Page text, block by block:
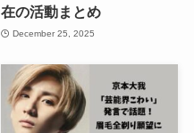
在の活動まとめ
December 25, 2025